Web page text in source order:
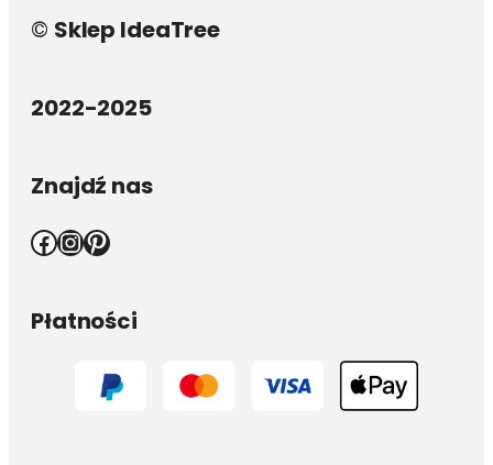
© Sklep IdeaTree
2022-2025
Znajdź nas
Facebook InstagramPinterest
Płatności